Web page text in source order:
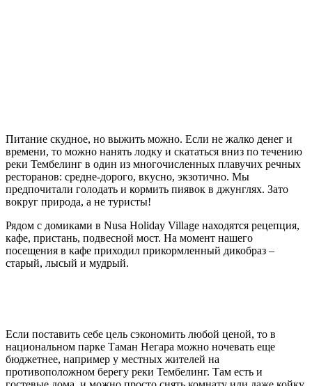
Питание скудное, но выжить можно. Если не жалко денег и
времени, то можно нанять лодку и скататься вниз по течению
реки Тембелинг в один из многочисленных плавучих речных
ресторанов: средне-дорого, вкусно, экзотично. Мы
предпочитали голодать и кормить пиявок в джунглях. Зато
вокруг природа, а не туристы!
Рядом с домиками в Nusa Holiday Village находятся рецепция,
кафе, пристань, подвесной мост. На момент нашего
посещения в кафе приходил прикормленный дикобраз –
старый, лысый и мудрый.
Если поставить себе цель сэкономить любой ценой, то в
национальном парке Таман Негара можно ночевать еще
бюджетнее, например у местных жителей на
противоположном берегу реки Тембелинг. Там есть и